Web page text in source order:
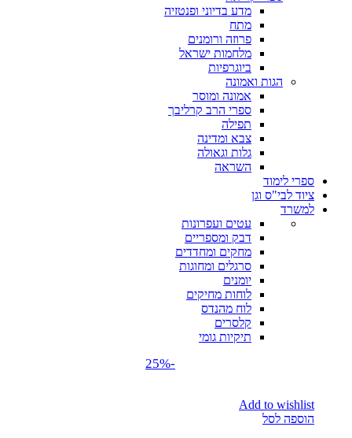
מדע בדיוני ופנטזיה
מתח
פרוזה ורומנים
מלחמות ישראל
ביוגרפיות
הגות ואמונה
אמונה ומוסר
ספרי הרב קרליבך
תפילה
צבא ומדינה
גלות וגאולה
השראה
ספרי לימוד
ציוד לבי"ס וגן
למשרד
עטים ועפרונות
דבק ומספריים
מחקים ומחדדים
סרגלים ומחוגות
יומנים
לוחות מחיקים
לוח מהנדס
קלסרים
תיקיות גומי
-25%
Add to wishlist
הוספה לסל